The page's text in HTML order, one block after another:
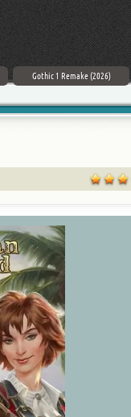
Gothic 1 Remake (2026)